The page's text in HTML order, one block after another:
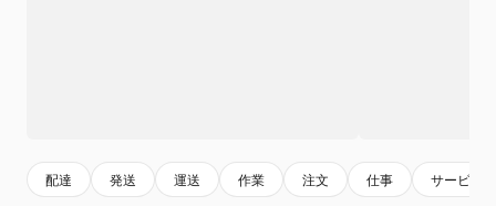
配達 発送 運送 作業 注文 仕事 サービス